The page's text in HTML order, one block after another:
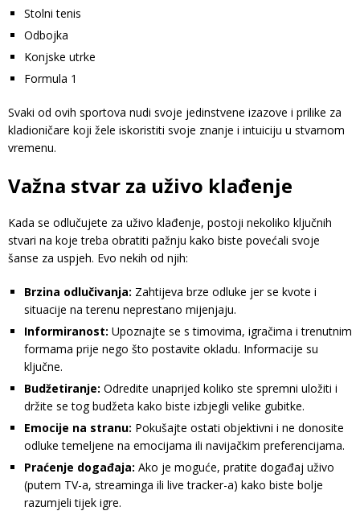
Stolni tenis
Odbojka
Konjske utrke
Formula 1
Svaki od ovih sportova nudi svoje jedinstvene izazove i prilike za
kladioničare koji žele iskoristiti svoje znanje i intuiciju u stvarnom
vremenu.
Važna stvar za uživo klađenje
Kada se odlučujete za uživo klađenje, postoji nekoliko ključnih
stvari na koje treba obratiti pažnju kako biste povećali svoje
šanse za uspjeh. Evo nekih od njih:
Brzina odlučivanja: Zahtijeva brze odluke jer se kvote i
situacije na terenu neprestano mijenjaju.
Informiranost: Upoznajte se s timovima, igračima i trenutnim
formama prije nego što postavite okladu. Informacije su
ključne.
Budžetiranje: Odredite unaprijed koliko ste spremni uložiti i
držite se tog budžeta kako biste izbjegli velike gubitke.
Emocije na stranu: Pokušajte ostati objektivni i ne donosite
odluke temeljene na emocijama ili navijačkim preferencijama.
Praćenje događaja: Ako je moguće, pratite događaj uživo
(putem TV-a, streaminga ili live tracker-a) kako biste bolje
razumjeli tijek igre.